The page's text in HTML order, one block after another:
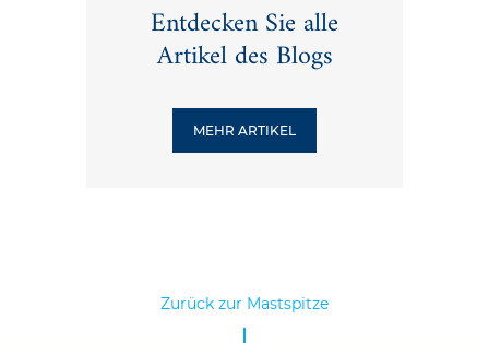
Entdecken Sie alle
Artikel des Blogs
MEHR ARTIKEL
Zurück zur Mastspitze